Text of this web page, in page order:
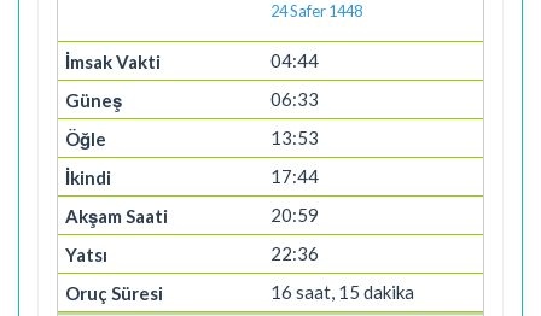
24 Safer 1448
04:44
06:33
13:53
17:44
20:59
22:36
16 saat, 15 dakika